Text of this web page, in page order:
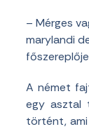
– Mérges
marylandi
A német
egy asztal
történt,